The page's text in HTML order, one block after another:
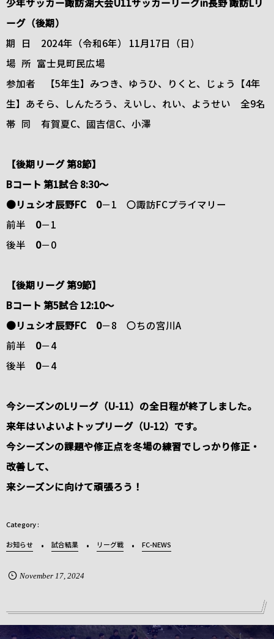
ーグ（後期）
期 日 2024年（令和6年） 11月17日（日）
場 所 富士見町民広場
参加者 【5年生】みつき、ゆうひ、りくと、じょう【4年
生】あそら、しんたろう、えいし、れい、ようせい 全9名
帯 同 有賀夏C、國吉信C、小澤
【後期リーグ 第8節】
Bコート 第1試合 8:30～
●リュシオ辰野FC 0－1 〇諏訪FCプライマリー
前半 0－1
後半 0－0
【後期リーグ 第9節】
Bコート 第5試合 12:10～
●リュシオ辰野FC 0－8 〇ちの宮川A
前半 0－4
後半 0－4
今シーズンのLリーグ（U-11）の全日程が終了しました。
来年はいよいよトップリーグ（U-12）です。
今シーズンの課題や修正点を冬場の練習でしっかり修正・
改善して、
来シーズンに向けて頑張ろう！
お知らせ 試合結果 リーグ戦 FC-NEWS
November 17, 2024